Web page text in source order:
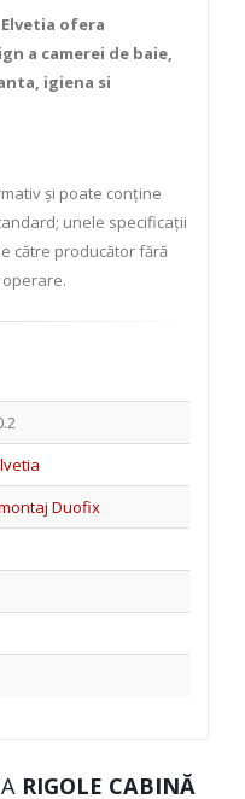
ofera
a camerei de baie,
igiena si
și poate conține
unele specificații
către producător fără
Duofix
RIGOLE CABINĂ